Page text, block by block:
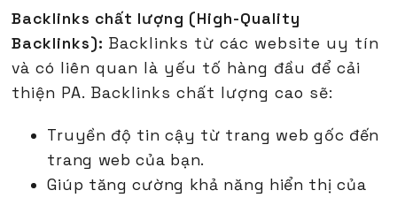
Backlinks chất lượng (High-Quality
Backlinks): Backlinks từ các website uy tín
và có liên quan là yếu tố hàng đầu để cải
thiện PA. Backlinks chất lượng cao sẽ:
Truyền độ tin cậy từ trang web gốc đến
trang web của bạn.
Giúp tăng cường khả năng hiển thị của